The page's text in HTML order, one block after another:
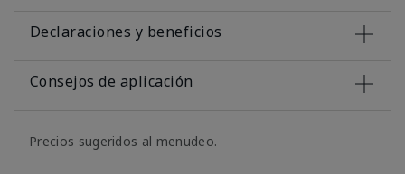
Declaraciones y beneficios
Consejos de aplicación
Precios sugeridos al menudeo.